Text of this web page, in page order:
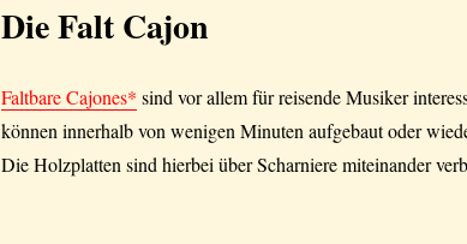
Die Falt Cajon
Faltbare Cajones* sind vor allem für reisende Musiker
können innerhalb von wenigen Minuten aufgebaut oder
Die Holzplatten sind hierbei über Scharniere miteinander